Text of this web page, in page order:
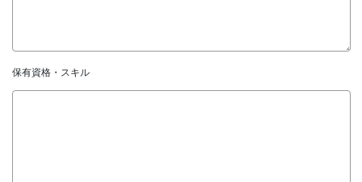
保有資格・スキル